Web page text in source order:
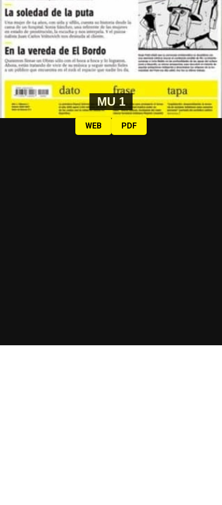
MU 1
WEB PDF